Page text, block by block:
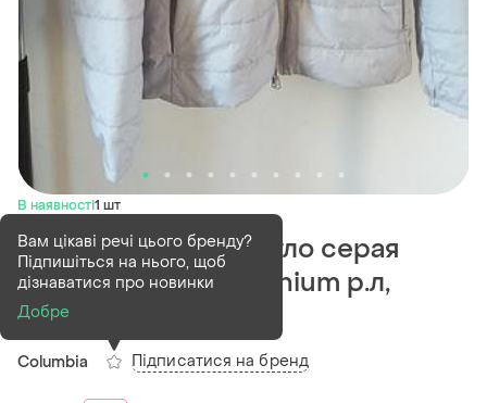
В наявності1 шт
Демисезонная светло серая
куртка columbia titanium р.л,
оригинал
Columbia
Вам цікаві речі цього бренду?
Підпишіться на нього, щоб
дізнаватися про новинки
Добре
Підписатися на бренд